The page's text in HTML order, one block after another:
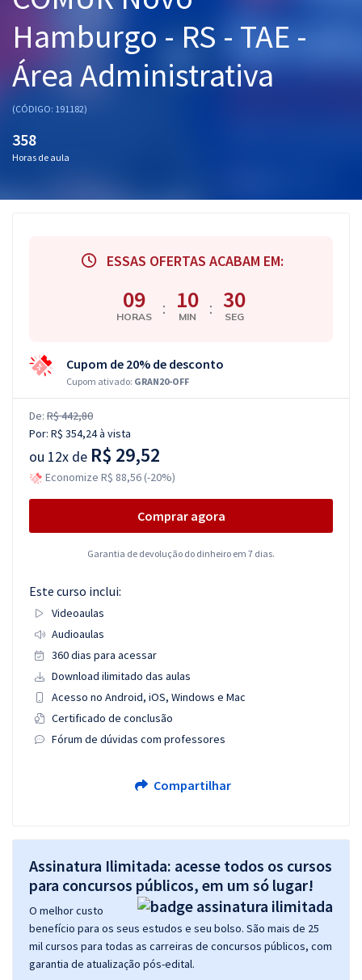
Graduação
Conteúdo gratuito
Hamburgo - RS - TAE -
Área Administrativa
(CÓDIGO: 191182)
358
Horas de aula
ESSAS OFERTAS ACABAM EM:
09
HORAS : 10
MIN : 29
SEG
Cupom de 20% de desconto
Cupom ativado: GRAN20-OFF
De: R$ 442,80
Por: R$ 354,24à vista
ou 12x de R$ 29,52
Economize R$ 88,56 (-20%)
Comprar agora
Garantia de devolução do dinheiro em 7 dias.
Este curso inclui:
Videoaulas
Audioaulas
360 dias para acessar
Download ilimitado das aulas
Acesso no Android, iOS, Windows e Mac
Certificado de conclusão
Fórum de dúvidas com professores
Compartilhar
Assinatura Ilimitada: acesse todos os cursos
para concursos públicos, em um só lugar!
O melhor custo
benefício para os seus estudos e seu bolso. São mais de 25
mil cursos para todas as carreiras de concursos públicos, com
garantia de atualização pós-edital.